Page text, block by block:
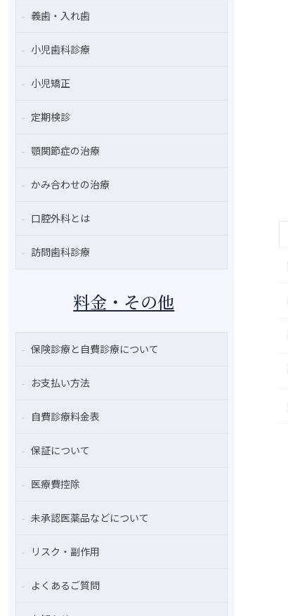
義歯・入れ歯
小児歯科診療
小児矯正
定期検診
顎関節症の治療
かみ合わせの治療
口腔外科とは
訪問歯科診療
料金・その他
保険診療と自費診療について
お支払い方法
自費診療料金表
保証について
医療費控除
未承認医薬品などについて
リスク・副作用
よくあるご質問